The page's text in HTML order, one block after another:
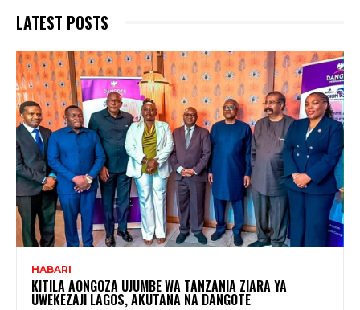
LATEST POSTS
HABARI
KITILA AONGOZA UJUMBE WA TANZANIA ZIARA YA
UWEKEZAJI LAGOS, AKUTANA NA DANGOTE